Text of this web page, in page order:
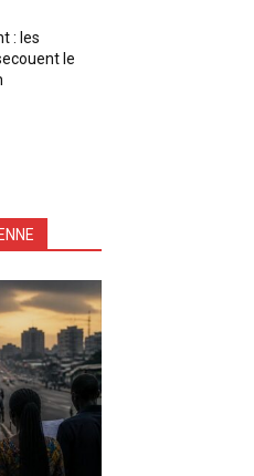
: les
le